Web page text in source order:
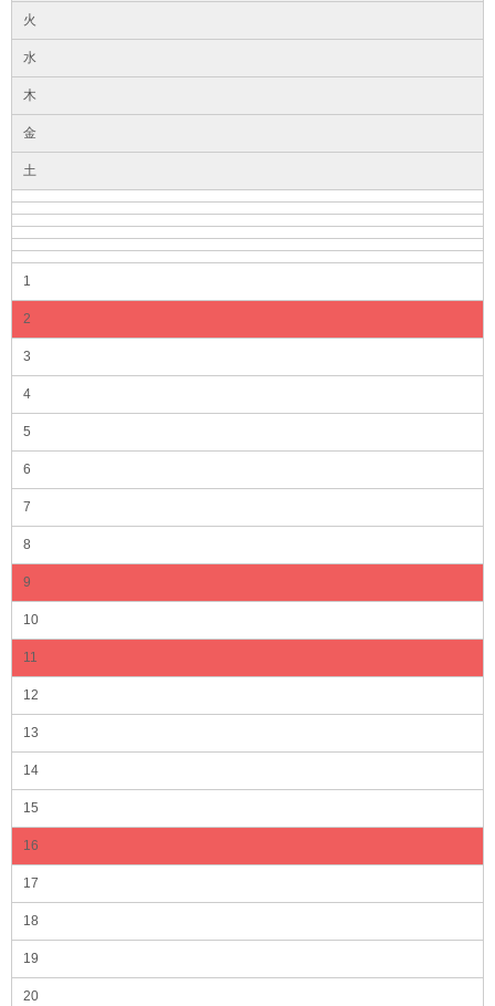
火
水
木
金
土
1
2
3
4
5
6
7
8
9
10
11
12
13
14
15
16
17
18
19
20